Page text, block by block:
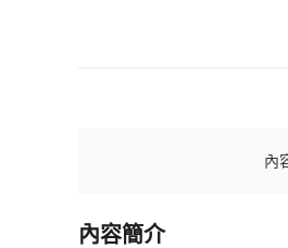
內
內容簡介